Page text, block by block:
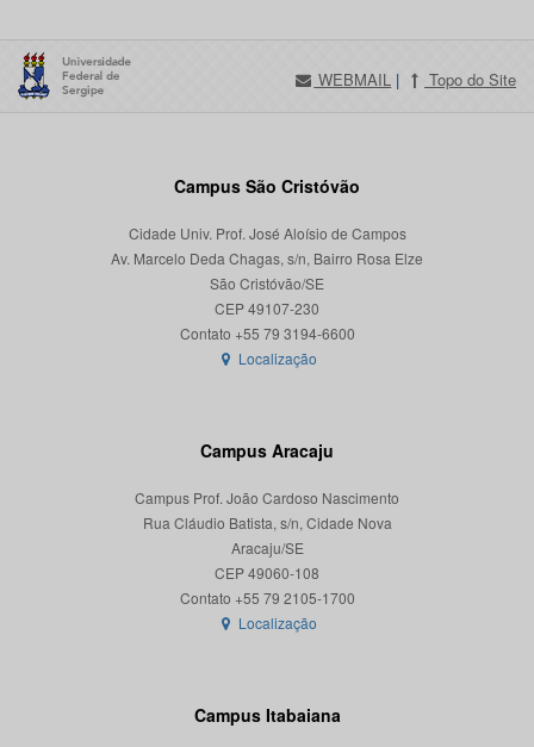
WEBMAIL | Topo do Site
Campus São Cristóvão
Cidade Univ. Prof. José Aloísio de Campos
Av. Marcelo Deda Chagas, s/n, Bairro Rosa Elze
São Cristóvão/SE
CEP 49107-230
Localização
Campus Aracaju
Campus Prof. João Cardoso Nascimento
Rua Cláudio Batista, s/n, Cidade Nova
Aracaju/SE
CEP 49060-108
Localização
Campus Itabaiana